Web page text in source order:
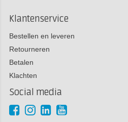
Klantenservice
Bestellen en leveren
Retourneren
Betalen
Klachten
Social media